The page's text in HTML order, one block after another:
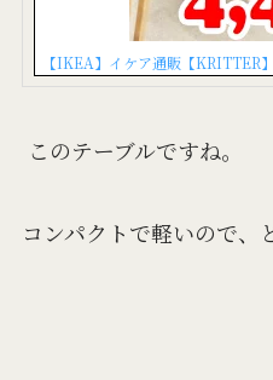
【IKEA】イケア通販【KRITTER
このテーブルですね。
コンパクトで軽いので、